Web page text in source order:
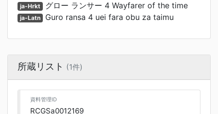
ja-Hrkt グロー ランサー 4 Wayfarer of the time
ja-Latn Guro ransa 4 uei fara obu za taimu
所蔵リスト (1件)
資料管理ID
RCGSa0012169